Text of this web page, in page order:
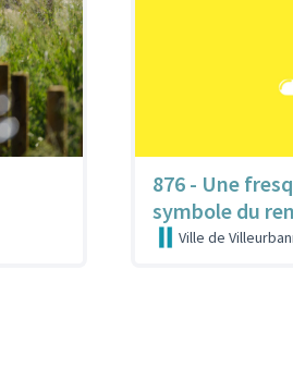
876 - Une
symbole du
Ville de